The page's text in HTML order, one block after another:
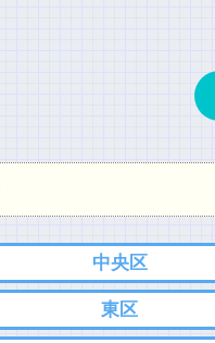
中央区
東区